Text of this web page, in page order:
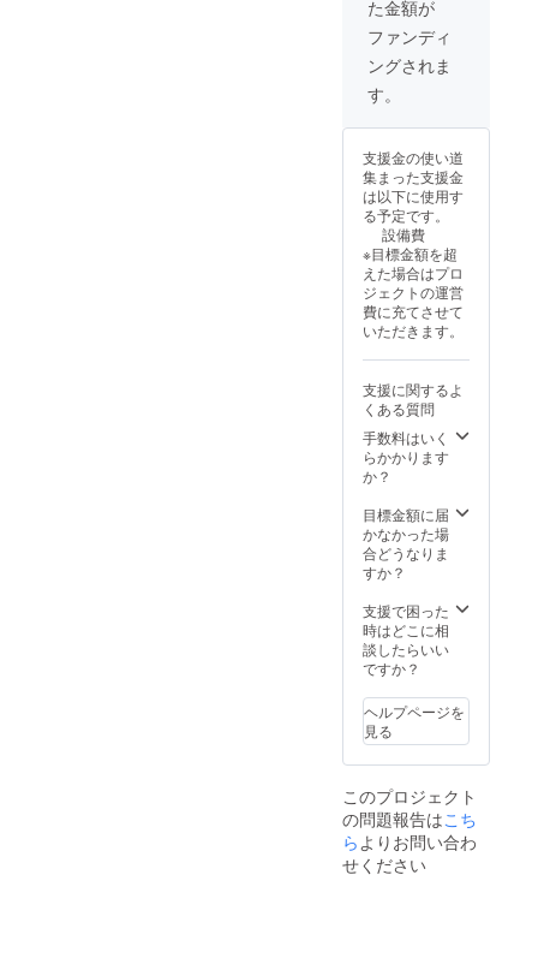
の成長を見守る
ことができま
す。実際自分も
知らない事を学
ぶ事もあり 事前
に日程を予約
し、調整いたし
ます。 ・ フリー
スクールの遠足
に2回参加OK！
遠足に 2回まで
参加できます。
遠足の予定地は
まだ未定です
が、毎月SNSで
掲載します。 子
どもたちと一緒
に特別な体験を
共有し、楽しみ
ながら応援でき
ます！ 日程など
の詳細は後日ご
案内します。毎
月ございますの
で、どこかで参
は実費負担 とな
りますのでご了
承ください。 ※
有効期限：2025
年3月末まで
た金額が
ファンディ
ングされま
す。
支援金の使い道
集まった支援金
は以下に使用す
る予定です。
設備費
※目標金額を超
えた場合はプロ
ジェクトの運営
費に充てさせて
いただきます。
支援に関するよ
くある質問
手数料はいく
らかかります
か？
目標金額に届
かなかった場
合どうなりま
すか？
支援で困った
時はどこに相
談したらいい
ですか？
ヘルプページを
見る
このプロジェクト
の問題報告はこち
らよりお問い合わ
せください